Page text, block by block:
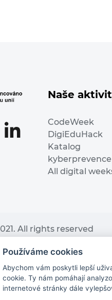
Naše
CodeWeek
DigiEduHack
Katalog
kyberprevence
All digital
All rights reserved
received funding
TELECOM Calls 2019.
and the
contains.
Používáme cookies
Abychom vám poskytli lepší
cookie. Ty nám pomáhají
internetové stránky dále